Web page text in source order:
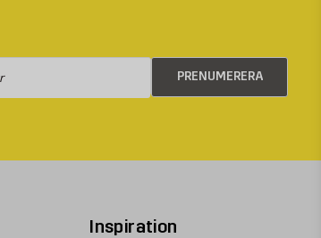
PRENUMERERA
Inspiration